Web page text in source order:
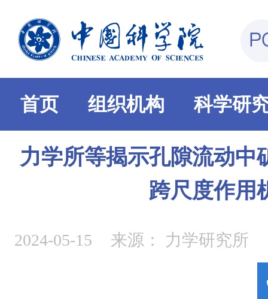
首页 组织机构 科学研
力学所等揭示孔隙流动中
跨尺度作用
2024-05-15 来源： 力学研究所